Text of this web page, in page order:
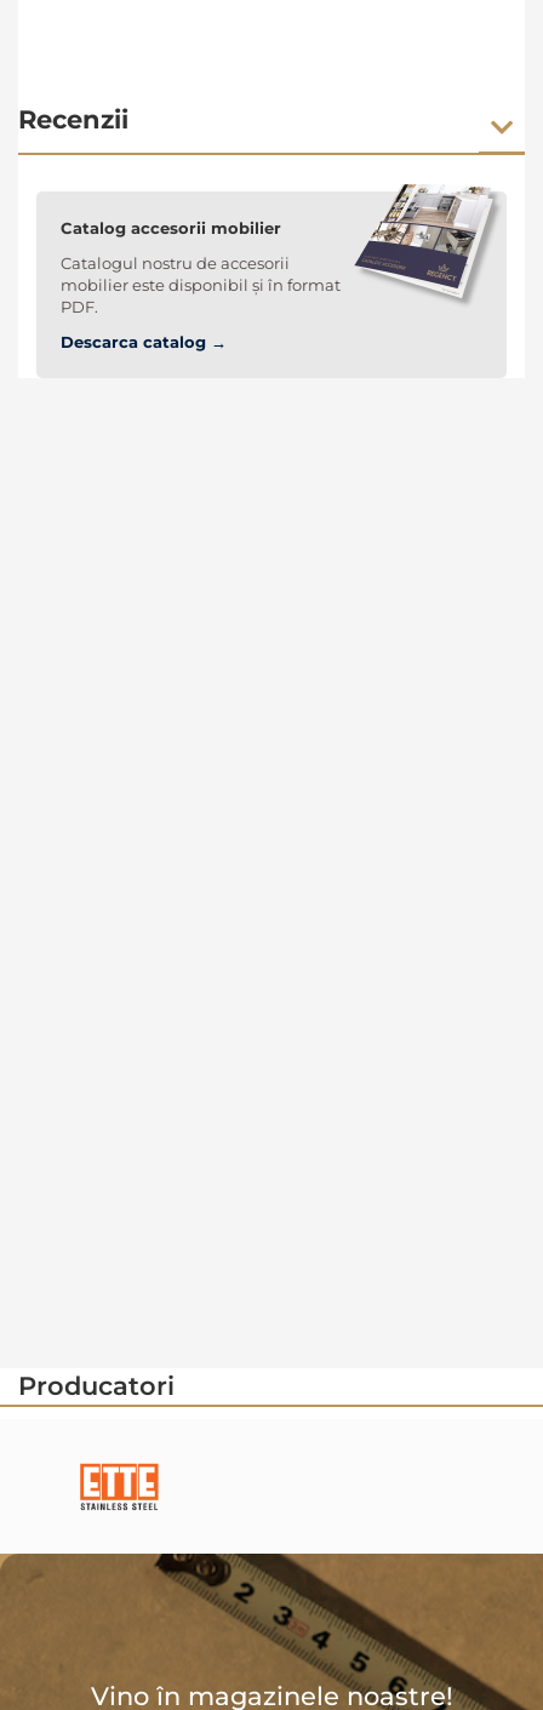
Recenzii
Catalog accesorii mobilier
Catalogul nostru de accesorii
mobilier este disponibil și în format
PDF.
Descarca catalog →
Producatori
Vino în magazinele noastre!